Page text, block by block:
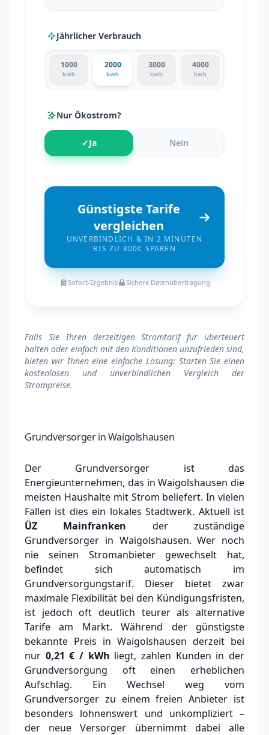
Jährlicher Verbrauch
1000
kWh
2000
kWh
3000
kWh
4000
kWh
Nur Ökostrom?
✓Ja Nein
Günstigste Tarife
vergleichen
UNVERBINDLICH & IN 2 MINUTEN
BIS ZU 800€ SPAREN
Sofort-Ergebnis Sichere Datenübertragung
Falls Sie Ihren derzeitigen Stromtarif für überteuert
halten oder einfach mit den Konditionen unzufrieden sind,
bieten wir Ihnen eine einfache Lösung: Starten Sie einen
kostenlosen und unverbindlichen Vergleich der
Strompreise.
Grundversorger in Waigolshausen
Der Grundversorger ist das
Energieunternehmen, das in Waigolshausen die
meisten Haushalte mit Strom beliefert. In vielen
Fällen ist dies ein lokales Stadtwerk. Aktuell ist
ÜZ Mainfranken der zuständige
Grundversorger in Waigolshausen.Wer noch
nie seinen Stromanbieter gewechselt hat,
befindet sich automatisch im
Grundversorgungstarif. Dieser bietet zwar
maximale Flexibilität bei den Kündigungsfristen,
ist jedoch oft deutlich teurer als alternative
Tarife am Markt.Während der günstigste
bekannte Preis in Waigolshausen derzeit bei
nur 0,21 € / kWh liegt, zahlen Kunden in der
Grundversorgung oft einen erheblichen
Aufschlag. Ein Wechsel weg vom
Grundversorger zu einem freien Anbieter ist
besonders lohnenswert und unkompliziert –
der neue Versorger übernimmt dabei alle